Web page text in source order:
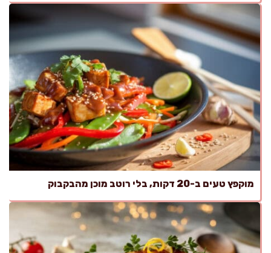
מוקפץ טעים ב-20 דקות, בלי רוטב מוכן מהבקבוק